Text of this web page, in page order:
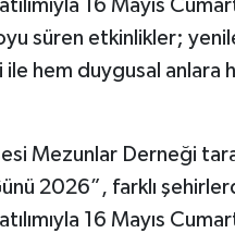
16 Mayıs
süren etkinlikler;
ile hem duygusal
Mezunlar Derneği
2026”, farklı
16 Mayıs